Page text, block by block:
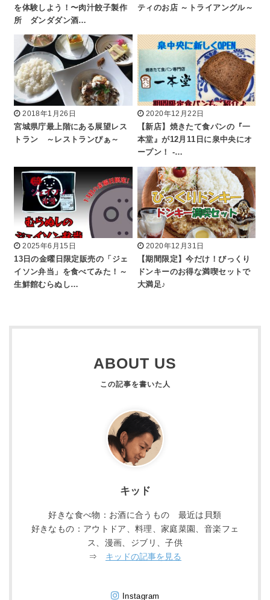
を体験しよう！〜肉汁餃子製作
所 ダンダダン酒…
ティのお店 ～トライアングル～
2018年1月26日
宮城県庁最上階にある展望レス
トラン ～レストランぴぁ～
2020年12月22日
【新店】焼きたて食パンの『一
本堂』が12月11日に泉中央にオ
ープン！ -…
2025年6月15日
13日の金曜日限定販売の「ジェ
イソン弁当」を食べてみた！～
生鮮館むらぬし…
2020年12月31日
【期間限定】今だけ！びっくり
ドンキーのお得な満喫セットで
大満足♪
ABOUT US
キッド
好きな食べ物：お酒に合うもの 最近は貝類
好きなもの：アウトドア、料理、家庭菜園、音楽フェ
ス、漫画、ジブリ、子供
⇒ キッドの記事を見る
Instagram